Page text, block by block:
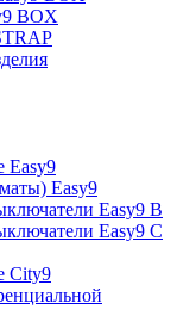
BOX
Easy9
Easy9
Easy9 В
Easy9 С
City9